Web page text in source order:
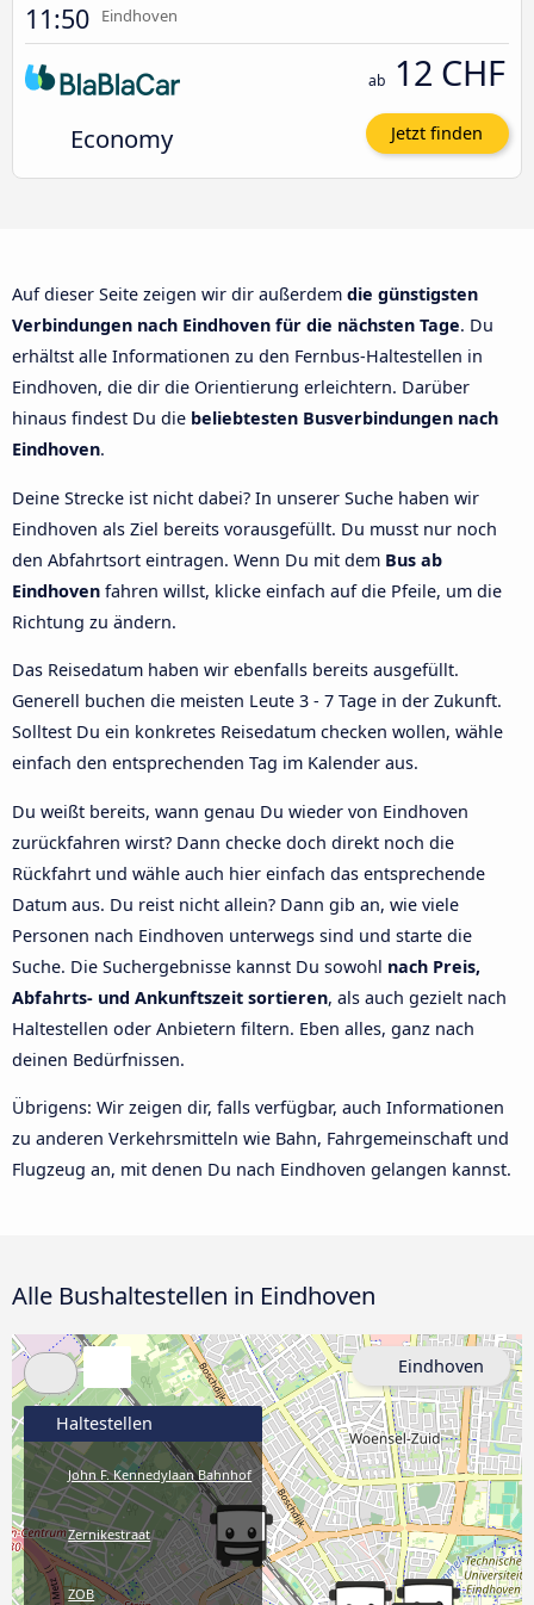
11:50 Eindhoven
Economy
ab 12 CHF
Jetzt finden
Auf dieser Seite zeigen wir dir außerdem die günstigsten
Verbindungen nach Eindhoven für die nächsten Tage. Du
erhältst alle Informationen zu den Fernbus-Haltestellen in
Eindhoven, die dir die Orientierung erleichtern. Darüber
hinaus findest Du die beliebtesten Busverbindungen nach
Eindhoven.
Deine Strecke ist nicht dabei? In unserer Suche haben wir
Eindhoven als Ziel bereits vorausgefüllt. Du musst nur noch
den Abfahrtsort eintragen. Wenn Du mit dem Bus ab
Eindhoven fahren willst, klicke einfach auf die Pfeile, um die
Richtung zu ändern.
Das Reisedatum haben wir ebenfalls bereits ausgefüllt.
Generell buchen die meisten Leute 3 - 7 Tage in der Zukunft.
Solltest Du ein konkretes Reisedatum checken wollen, wähle
einfach den entsprechenden Tag im Kalender aus.
Du weißt bereits, wann genau Du wieder von Eindhoven
zurückfahren wirst? Dann checke doch direkt noch die
Rückfahrt und wähle auch hier einfach das entsprechende
Datum aus. Du reist nicht allein? Dann gib an, wie viele
Personen nach Eindhoven unterwegs sind und starte die
Suche. Die Suchergebnisse kannst Du sowohl nach Preis,
Abfahrts- und Ankunftszeit sortieren, als auch gezielt nach
Haltestellen oder Anbietern filtern. Eben alles, ganz nach
deinen Bedürfnissen.
Übrigens: Wir zeigen dir, falls verfügbar, auch Informationen
zu anderen Verkehrsmitteln wie Bahn, Fahrgemeinschaft und
Flugzeug an, mit denen Du nach Eindhoven gelangen kannst.
Alle Bushaltestellen in Eindhoven
Haltestellen
John F. Kennedylaan Bahnhof
Zernikestraat
ZOB
Eindhoven